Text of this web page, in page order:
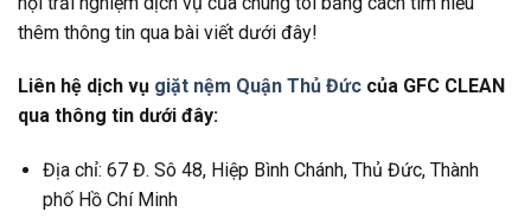
thêm thông tin qua bài viết dưới đây!
Liên hệ dịch vụ giặt nệm Quận Thủ Đức của GFC CLEAN
qua thông tin dưới đây:
Địa chỉ: 67 Đ. Sô 48, Hiệp Bình Chánh, Thủ Đức, Thành
phố Hồ Chí Minh